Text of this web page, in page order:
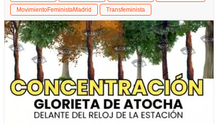
MovimientoFeministaMadrid
Transfeminista